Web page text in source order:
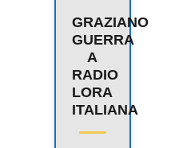
GRAZIANO
GUERRA
A
RADIO
LORA
ITALIANA